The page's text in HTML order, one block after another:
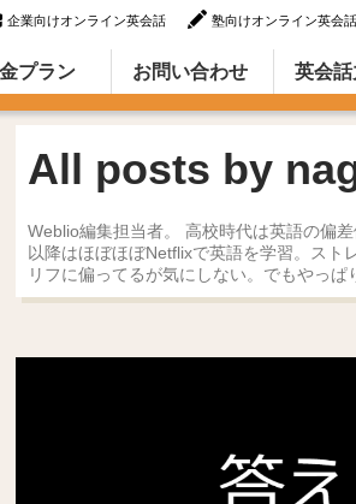
企業向けオンライン英会話 塾向けオンライン英会話
（英語での言い方・英語表現）
プラン お問い合わせ 英会
All posts by
Weblio編集担当者。 高校時代は英語の偏
以降はほぼほぼNetflixで英語を学習。スト
リフに偏ってるが気にしない。でもやっぱ